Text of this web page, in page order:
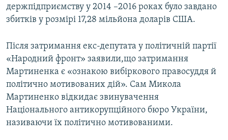
держпідприємству у 2014 –2016 роках було завдано
збитків у розмірі 17,28 мільйона доларів США.
Після затримання екс-депутата у політичній партії
«Народний фронт» заявили,що затримання
Мартиненка є «ознакою вибіркового правосуддя й
політично мотивованих дій». Сам Микола
Мартиненко відкидає звинувачення
Національного антикорупційного бюро України,
називаючи їх політично мотивованими.